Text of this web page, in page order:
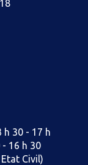
h 30 - 17 h
- 16 h 30
Civil)